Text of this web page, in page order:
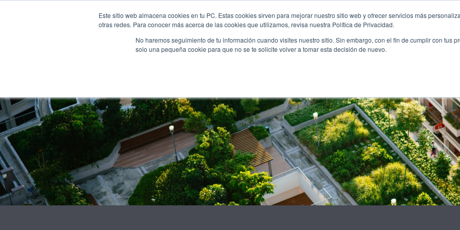
Este sitio web almacena cookies en tu PC. Estas cookies sirven para mejorar nuestro sitio web y ofrecer servicios más
otras redes. Para conocer más acerca de las cookies que utilizamos, revisa nuestra Política de Privacidad.
No haremos seguimiento de tu información cuando visites nuestro sitio. Sin embargo, con el fin de cumplir con tus
solo una pequeña cookie para que no se te solicite volver a tomar esta decisión de nuevo.
Smart City, ODS, Agenda
Generation: relació jurídica